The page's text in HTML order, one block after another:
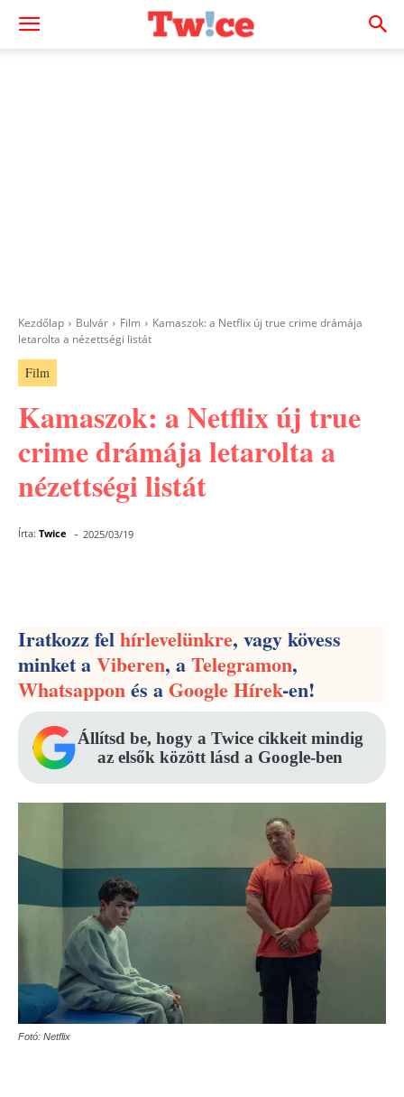
Kezdőlap Bulvár Film
Kamaszok: a Netflix új true crime drámája
letarolta a nézettségi listát
Film
Kamaszok: a Netflix új true
crime drámája letarolta a
nézettségi listát
Írta: Twice - 2025/03/19
Iratkozz felhírlevelünkre, vagy kövess
minket aViberen, aTelegramon,
Whatsapponés aGoogle Hírek-en!
Állítsd be, hogy a Twice cikkeit mindig
az elsők között lásd a Google-ben
Fotó: Netflix